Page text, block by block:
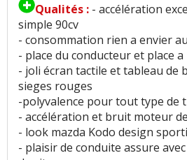
Bruits parasites:1n'aime pas
Finition / qualité des
n'aiment pas
Qualité des assemblages
1
Présentation intérieure:2
Qualités : - accélération
simple 90cv
- consommation rien a envier
- place du conducteur et place
- joli écran tactile et tableau de
sieges rouges
-polyvalence pour tout type de
- accélération et bruit moteur
- look mazda Kodo design
- plaisir de conduite assure